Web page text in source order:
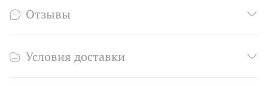
Отзывы
Условия доставки